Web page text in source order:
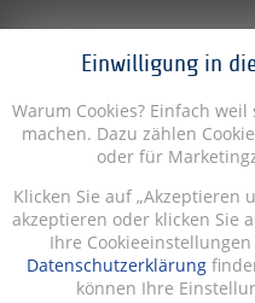
Einwilligung in
Warum Cookies? Einfach
machen. Dazu zählen
oder für
Klicken Sie auf „Akzeptieren
akzeptieren oder klicken Sie
Ihre
Datenschutzerklärung
können Ihre